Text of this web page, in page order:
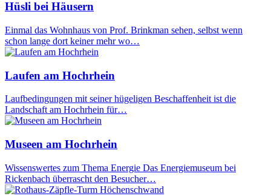
Hüsli bei Häusern
Einmal das Wohnhaus von Prof. Brinkman sehen, selbst wenn
schon lange dort keiner mehr wo…
Laufen am Hochrhein
Laufbedingungen mit seiner hügeligen Beschaffenheit ist die
Landschaft am Hochrhein für…
Museen am Hochrhein
Wissenswertes zum Thema Energie Das Energiemuseum bei
Rickenbach überrascht den Besucher…